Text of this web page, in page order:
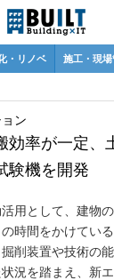
・リノベ 施工・現
効率が一定、
験機を開発
ン
用として、建物
時間をかけてい
削装置や技術の
況を踏まえ、新